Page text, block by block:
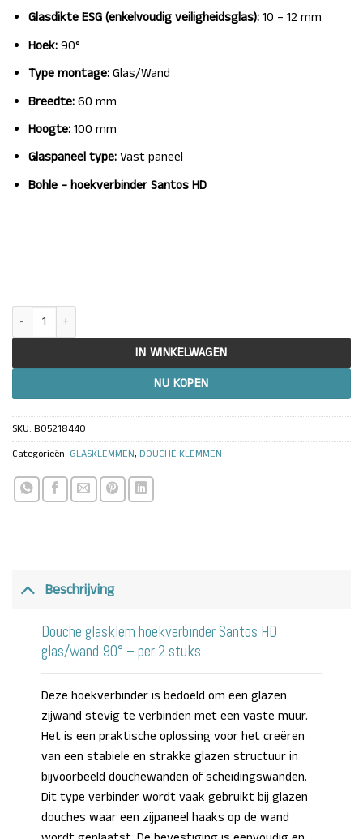
Glasdikte ESG (enkelvoudig veiligheidsglas):10 – 12 mm
Hoek:90°
Type montage:Glas/Wand
Breedte:60 mm
Hoogte:100 mm
Glaspaneel type:Vast paneel
Bohle – hoekverbinder Santos HD
Douche glasklem hoekverbinder Santos HD glas/wand 90° - per 2
IN WINKELWAGEN
NU KOPEN
SKU: BO5218440
Categorieën: GLASKLEMMEN, DOUCHE KLEMMEN
Beschrijving
Douche glasklem hoekverbinder Santos HD
glas/wand 90° – per 2 stuks
Deze hoekverbinder is bedoeld om een glazen
zijwand stevig te verbinden met een vaste muur.
Het is een praktische oplossing voor het creëren
van een stabiele en strakke glazen structuur in
bijvoorbeeld douchewanden of scheidingswanden.
Dit type verbinder wordt vaak gebruikt bij glazen
douches waar een zijpaneel haaks op de wand